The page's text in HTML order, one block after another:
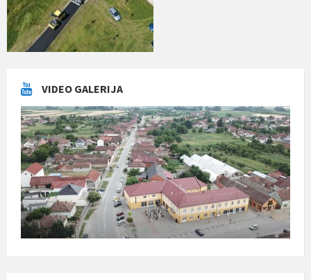
VIDEO GALERIJA